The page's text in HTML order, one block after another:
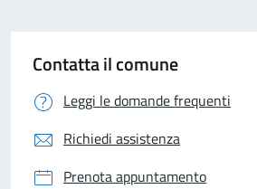
Contatta il comune
Leggi le domande frequenti
Richiedi assistenza
Prenota appuntamento